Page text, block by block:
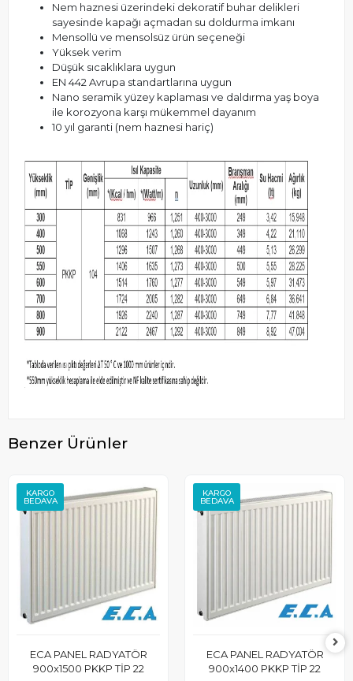
Nem haznesi üzerindeki dekoratif buhar delikleri
sayesinde kapağı açmadan su doldurma imkanı
Mensollü ve mensolsüz ürün seçeneği
Yüksek verim
Düşük sıcaklıklara uygun
EN 442 Avrupa standartlarına uygun
Nano seramik yüzey kaplaması ve daldırma yaş boya
ile korozyona karşı mükemmel dayanım
10 yıl garanti (nem haznesi hariç)
Benzer Ürünler
KARGO
BEDAVA
ECA PANEL RADYATÖR
900x1500 PKKP TİP 22
KARGO
BEDAVA
ECA PANEL RADYATÖR
900x1400 PKKP TİP 22